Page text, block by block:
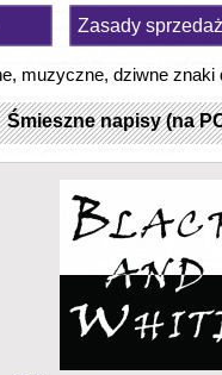
Zasady
muzyczne, dziwne znaki
Śmieszne napisy (na